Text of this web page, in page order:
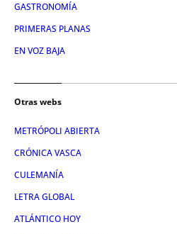
GASTRONOMÍA
PRIMERAS PLANAS
EN VOZ BAJA
Otras webs
METRÓPOLI ABIERTA
CRÓNICA VASCA
CULEMANÍA
LETRA GLOBAL
ATLÁNTICO HOY